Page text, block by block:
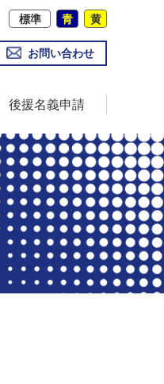
後援名義申請
標準 青 黄
お問い合わせ